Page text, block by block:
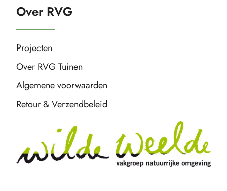
Over RVG
Projecten
Over RVG Tuinen
Algemene voorwaarden
Retour & Verzendbeleid